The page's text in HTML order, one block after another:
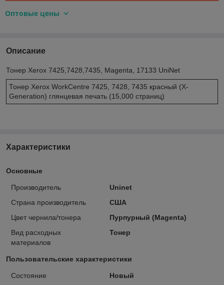
Оптовые цены
Описание
Тонер Xerox 7425,7428,7435, Magenta, 17133 UniNet
Тонер Xerox WorkCentre 7425, 7428, 7435 красный (X-
Generation) глянцевая печать (15,000 страниц)
Характеристики
Основные
Производитель
Uninet
Страна производитель
США
Цвет чернила/тонера
Пурпурный (Magenta)
Вид расходных
материалов
Тонер
Пользовательские характеристики
Состояние Новый